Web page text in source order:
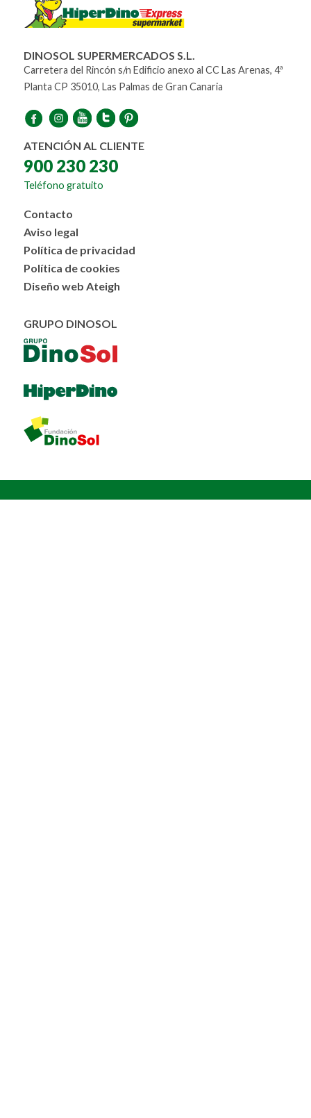
DINOSOL SUPERMERCADOS S.L.
Carretera del Rincón s/n Edificio anexo al CC Las Arenas, 4ª
Planta CP 35010, Las Palmas de Gran Canaria
ATENCIÓN AL CLIENTE
900 230 230
Teléfono gratuito
Menú
al
pie
Contacto
Aviso legal
Política de privacidad
Política de cookies
Diseño web Ateigh
GRUPO DINOSOL